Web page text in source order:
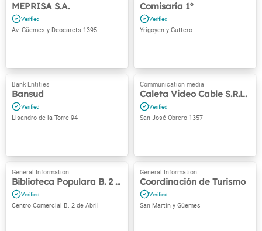
MEPRISA S.A.
Av. Güemes y Deocarets 1395
Comisaría 1º
Yrigoyen y Guttero
Bansud
Lisandro de la Torre 94
Caleta Video Cable S.R.L.
San José Obrero 1357
Biblioteca Populara B. 2 de Abril
Centro Comercial B. 2 de Abril
Coordinación de Turismo
San Martín y Güemes